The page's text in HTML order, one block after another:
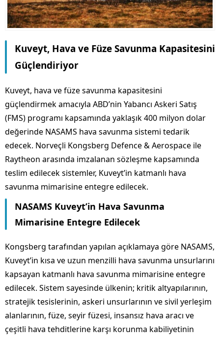
Kuveyt, Hava ve Füze Savunma Kapasitesini
Güçlendiriyor
Kuveyt, hava ve füze savunma kapasitesini
güçlendirmek amacıyla ABD’nin Yabancı Askeri Satış
(FMS) programı kapsamında yaklaşık 400 milyon dolar
değerinde NASAMS hava savunma sistemi tedarik
edecek. Norveçli Kongsberg Defence & Aerospace ile
Raytheon arasında imzalanan sözleşme kapsamında
teslim edilecek sistemler, Kuveyt’in katmanlı hava
savunma mimarisine entegre edilecek.
NASAMS Kuveyt’in Hava Savunma
Mimarisine Entegre Edilecek
Kongsberg tarafından yapılan açıklamaya göre NASAMS,
Kuveyt’in kısa ve uzun menzilli hava savunma unsurlarını
kapsayan katmanlı hava savunma mimarisine entegre
edilecek. Sistem sayesinde ülkenin; kritik altyapılarının,
stratejik tesislerinin, askeri unsurlarının ve sivil yerleşim
alanlarının, füze, seyir füzesi, insansız hava aracı ve
çeşitli hava tehditlerine karşı korunma kabiliyetinin